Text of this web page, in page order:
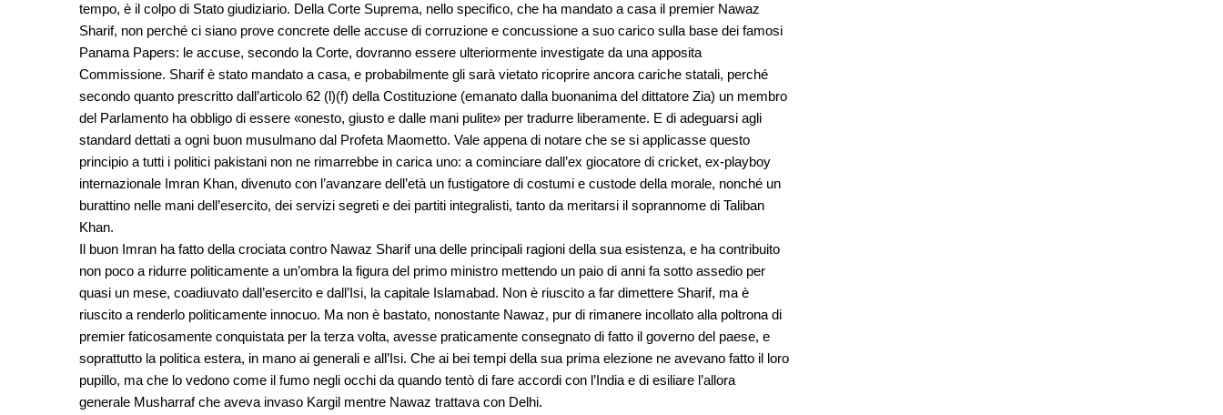
tempo, è il colpo di Stato giudiziario. Della Corte Suprema, nello specifico, che ha mandato a casa il premier Nawaz
Sharif, non perché ci siano prove concrete delle accuse di corruzione e concussione a suo carico sulla base dei famosi
Panama Papers: le accuse, secondo la Corte, dovranno essere ulteriormente investigate da una apposita
Commissione. Sharif è stato mandato a casa, e probabilmente gli sarà vietato ricoprire ancora cariche statali, perché
secondo quanto prescritto dall’articolo 62 (l)(f) della Costituzione (emanato dalla buonanima del dittatore Zia) un membro
del Parlamento ha obbligo di essere «onesto, giusto e dalle mani pulite» per tradurre liberamente. E di adeguarsi agli
standard dettati a ogni buon musulmano dal Profeta Maometto. Vale appena di notare che se si applicasse questo
principio a tutti i politici pakistani non ne rimarrebbe in carica uno: a cominciare dall’ex giocatore di cricket, ex-playboy
internazionale Imran Khan, divenuto con l’avanzare dell’età un fustigatore di costumi e custode della morale, nonché un
burattino nelle mani dell’esercito, dei servizi segreti e dei partiti integralisti, tanto da meritarsi il soprannome di Taliban
Khan.
Il buon Imran ha fatto della crociata contro Nawaz Sharif una delle principali ragioni della sua esistenza, e ha contribuito
non poco a ridurre politicamente a un’ombra la figura del primo ministro mettendo un paio di anni fa sotto assedio per
quasi un mese, coadiuvato dall’esercito e dall’Isi, la capitale Islamabad. Non è riuscito a far dimettere Sharif, ma è
riuscito a renderlo politicamente innocuo. Ma non è bastato, nonostante Nawaz, pur di rimanere incollato alla poltrona di
premier faticosamente conquistata per la terza volta, avesse praticamente consegnato di fatto il governo del paese, e
soprattutto la politica estera, in mano ai generali e all’Isi. Che ai bei tempi della sua prima elezione ne avevano fatto il loro
pupillo, ma che lo vedono come il fumo negli occhi da quando tentò di fare accordi con l’India e di esiliare l’allora
generale Musharraf che aveva invaso Kargil mentre Nawaz trattava con Delhi.